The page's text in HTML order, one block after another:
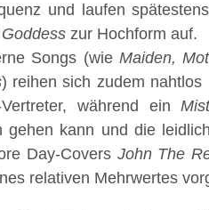
und laufen
zur Hochform auf.
Songs (wie Maiden,
) reihen sich zudem
während ein
gehen kann und die
Day-Covers John The
relativen Mehrwertes